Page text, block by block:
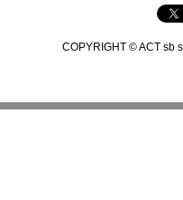
COPYRIGHT © ACT sb